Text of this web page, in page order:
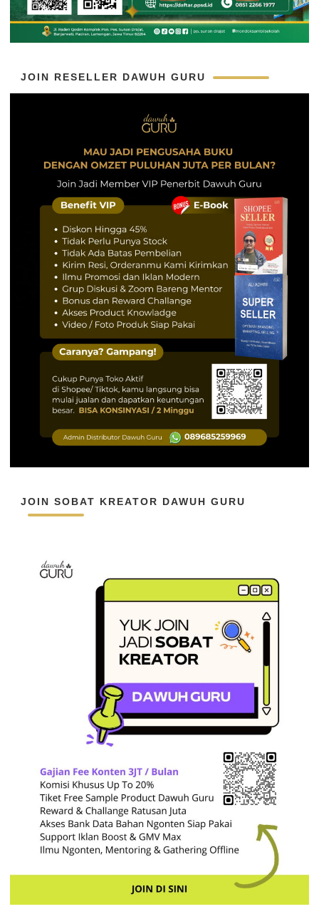
JOIN RESELLER DAWUH GURU
JOIN SOBAT KREATOR DAWUH GURU